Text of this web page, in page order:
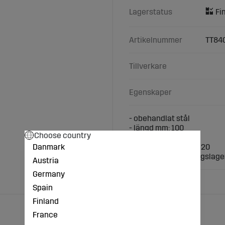
Lagerstatus
Artikelnummer
Tillverkare
Egenskaper
- obehandlat stål
- längd mm: 100
- yttermått mm: 16 x 20
- runt huvud,
Choose country
Danmark
Austria
Germany
Spain
Finland
France